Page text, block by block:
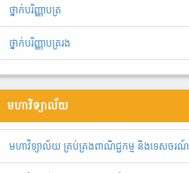
ថ្នាក់បរិញ្ញាបត្រ
ថ្នាក់បរិញ្ញាបត្ររង
មហាវិទ្យាល័យ
មហាវិទ្យាល័យ គ្រប់គ្រងពាណិជ្ជកម្ម និងទេសចរណ៍